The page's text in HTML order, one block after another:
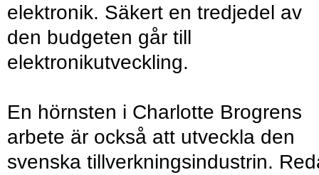
elektronik. Säkert en tredjedel av
den budgeten går till
elektronikutveckling.
En hörnsten i Charlotte Brogrens
arbete är också att utveckla den
svenska tillverkningsindustrin.